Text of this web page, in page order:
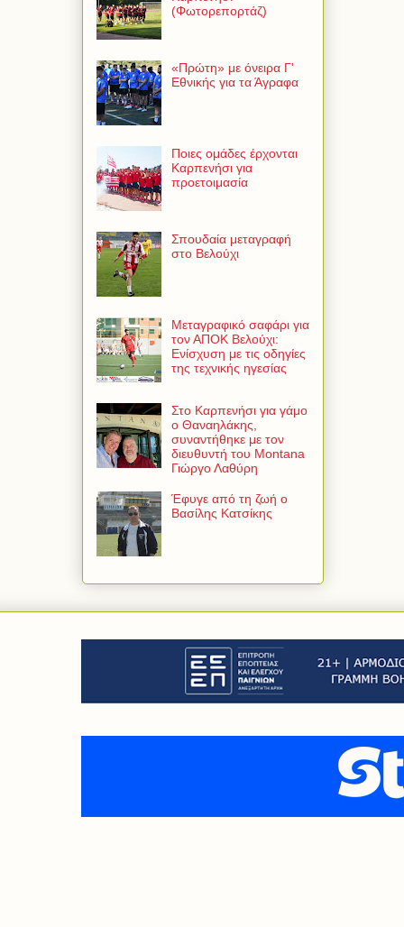
(Φωτορεπορτάζ)
«Πρώτη» με όνειρα Γ'
Εθνικής για τα Άγραφα
Ποιες ομάδες έρχονται
Καρπενήσι για
προετοιμασία
Σπουδαία μεταγραφή
στο Βελούχι
Μεταγραφικό σαφάρι για
τον ΑΠΟΚ Βελούχι:
Ενίσχυση με τις οδηγίες
της τεχνικής ηγεσίας
Στο Καρπενήσι για γάμο
ο Θαναηλάκης,
συναντήθηκε με τον
διευθυντή του Montana
Γιώργο Λαθύρη
Έφυγε από τη ζωή ο
Βασίλης Κατσίκης